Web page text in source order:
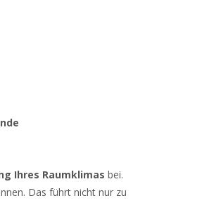
Ihres Raumklimas bei.
Das führt nicht nur zu